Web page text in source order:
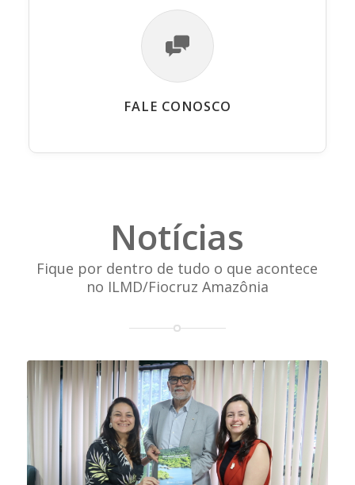
FALE CONOSCO
Notícias
Fique por dentro de tudo o que acontece
no ILMD/Fiocruz Amazônia